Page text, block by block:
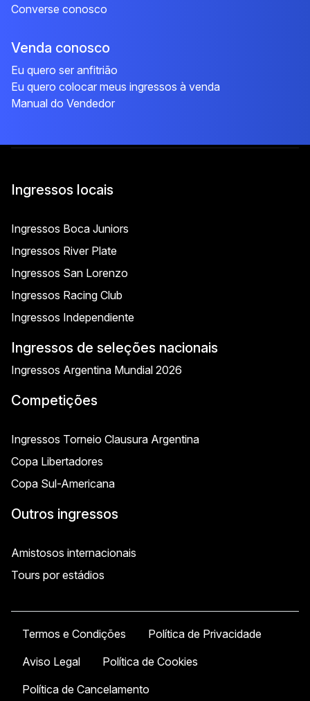
Converse conosco
Venda conosco
Eu quero ser anfitrião
Eu quero colocar meus ingressos à venda
Manual do Vendedor
Ingressos locais
Ingressos Boca Juniors
Ingressos River Plate
Ingressos San Lorenzo
Ingressos Racing Club
Ingressos Independiente
Ingressos de seleções nacionais
Ingressos Argentina Mundial 2026
Competições
Ingressos Torneio Clausura Argentina
Copa Libertadores
Copa Sul-Americana
Outros ingressos
Amistosos internacionais
Tours por estádios
Termos e Condições
Política de Privacidade
Aviso Legal
Política de Cookies
Política de Cancelamento